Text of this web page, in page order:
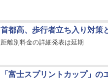
首都高、歩行者立ち入り対策
距離別料金の詳細発表は延期
「富士スプリントカップ」